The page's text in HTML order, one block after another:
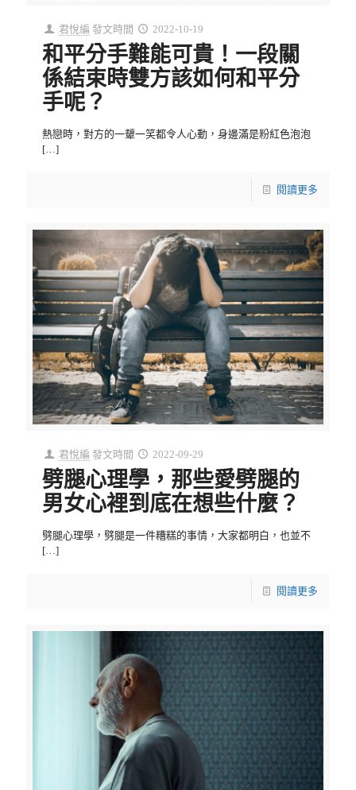
君悅編 發文時間 2022-10-19
和平分手難能可貴！一段關
係結束時雙方該如何和平分
手呢？
熱戀時，對方的一顰一笑都令人心動，身邊滿是粉紅色泡泡
[…]
閱讀更多
君悅編 發文時間 2022-09-29
劈腿心理學，那些愛劈腿的
男女心裡到底在想些什麼？
劈腿心理學，劈腿是一件糟糕的事情，大家都明白，也並不
[…]
閱讀更多